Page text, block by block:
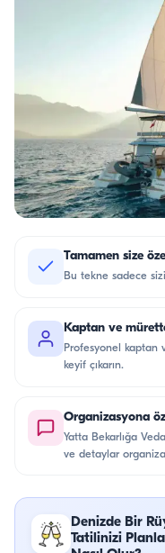
Tamamen size
Bu tekne sadece
Kaptan ve
Profesyonel kaptan
keyif çıkarın.
Organizasyona
Yatta Bekarlığa
ve detaylar
Denizde Bir
Tatilinizi